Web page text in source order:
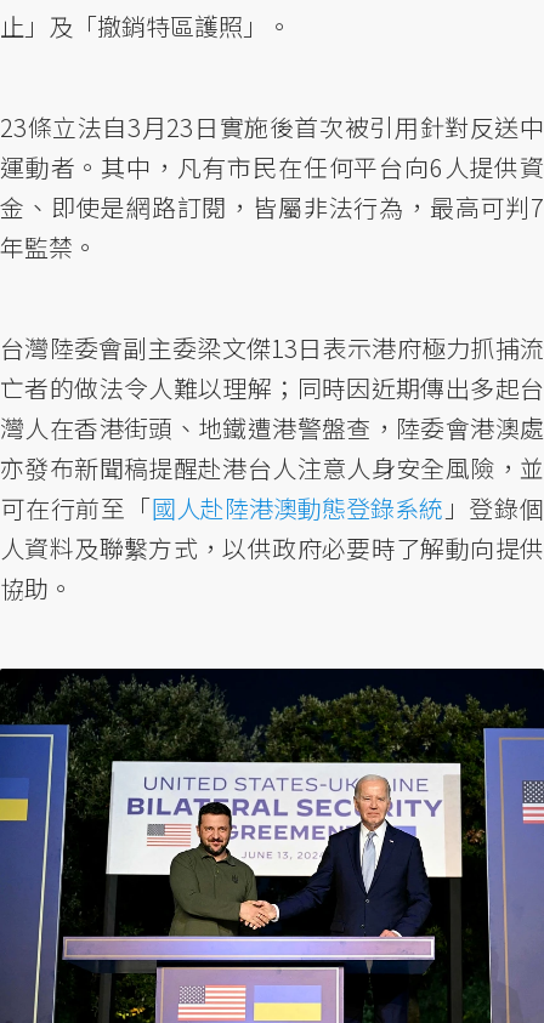
止」及「撤銷特區護照」。
23條立法自3月23日實施後首次被引用針對反送中
運動者。其中，凡有市民在任何平台向6人提供資
金、即使是網路訂閱，皆屬非法行為，最高可判7
年監禁。
台灣陸委會副主委梁文傑13日表示港府極力抓捕流
亡者的做法令人難以理解；同時因近期傳出多起台
灣人在香港街頭、地鐵遭港警盤查，陸委會港澳處
亦發布新聞稿提醒赴港台人注意人身安全風險，並
可在行前至「國人赴陸港澳動態登錄系統 」登錄個
人資料及聯繫方式，以供政府必要時了解動向提供
協助。